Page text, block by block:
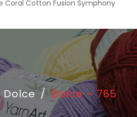
Coral Cotton Fusion Symphony
Dolce / Dolce – 765